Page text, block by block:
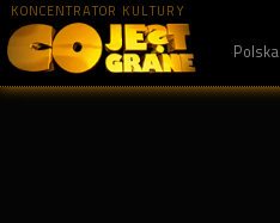
KONCENTRATOR KULTURY
Polska